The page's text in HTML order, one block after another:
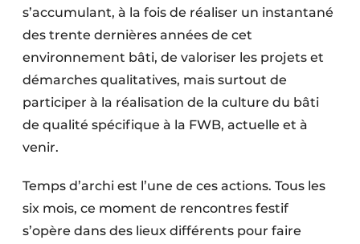
s’accumulant, à la fois de réaliser un instantané
des trente dernières années de cet
environnement bâti, de valoriser les projets et
démarches qualitatives, mais surtout de
participer à la réalisation de la culture du bâti
de qualité spécifique à la FWB, actuelle et à
venir.
Temps d’archi est l’une de ces actions. Tous les
six mois, ce moment de rencontres festif
s’opère dans des lieux différents pour faire